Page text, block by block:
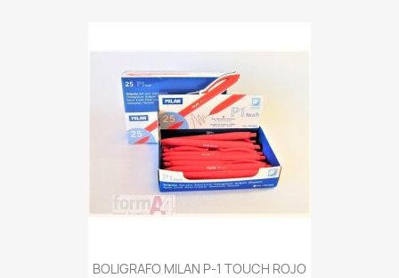
BOLIGRAFO MILAN P-1 TOUCH ROJO